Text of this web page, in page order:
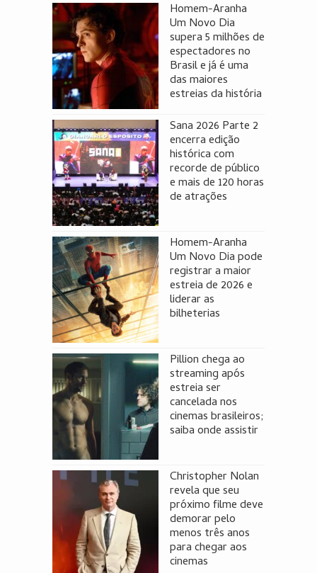
Homem-Aranha
Um Novo Dia
supera 5 milhões de
espectadores no
Brasil e já é uma
das maiores
estreias da história
Sana 2026 Parte 2
encerra edição
histórica com
recorde de público
e mais de 120 horas
de atrações
Homem-Aranha
Um Novo Dia pode
registrar a maior
estreia de 2026 e
liderar as
bilheterias
Pillion chega ao
streaming após
estreia ser
cancelada nos
cinemas brasileiros;
saiba onde assistir
Christopher Nolan
revela que seu
próximo filme deve
demorar pelo
menos três anos
para chegar aos
cinemas